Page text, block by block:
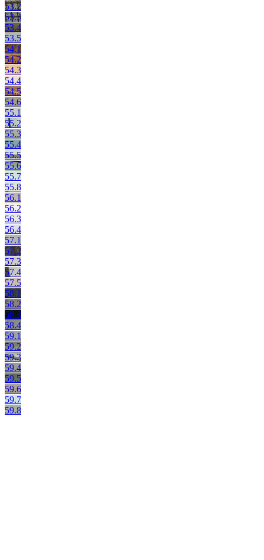
53.2
53.3
53.4
53.5
54.1
54.2
54.3
54.4
54.5
54.6
55.1
55.2
55.3
55.4
55.5
55.6
55.7
55.8
56.1
56.2
56.3
56.4
57.1
57.2
57.3
57.4
57.5
58.1
58.2
58.3
58.4
59.1
59.2
59.3
59.4
59.5
59.6
59.7
59.8